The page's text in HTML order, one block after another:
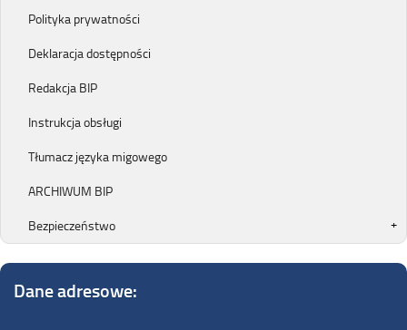
Polityka prywatności
Deklaracja dostępności
Redakcja BIP
Instrukcja obsługi
Tłumacz języka migowego
ARCHIWUM BIP
Bezpieczeństwo
Dane adresowe: